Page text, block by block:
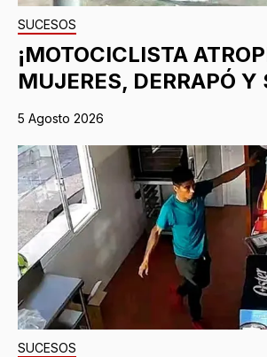
SUCESOS
¡MOTOCICLISTA
MUJERES, DERRAPÓ Y
5 Agosto 2026
SUCESOS